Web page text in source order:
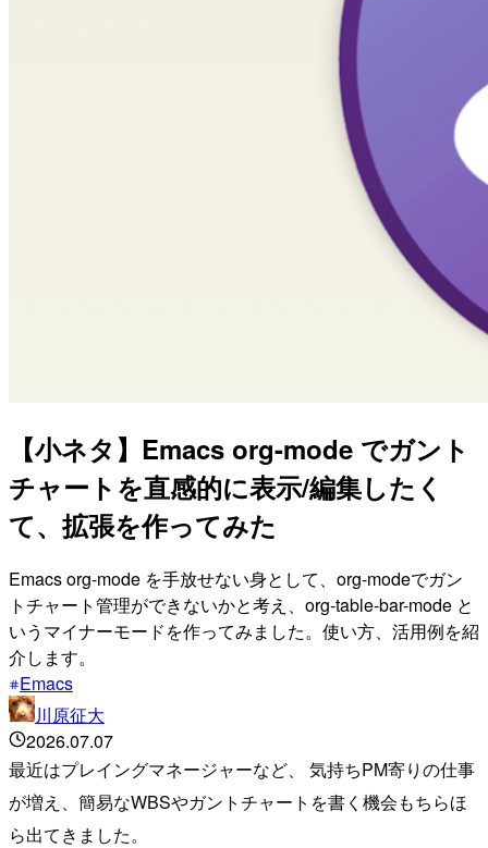
【小ネタ】Emacs org-mode でガント
チャートを直感的に表示/編集したく
て、拡張を作ってみた
Emacs org-mode を手放せない身として、org-modeでガン
トチャート管理ができないかと考え、org-table-bar-mode と
いうマイナーモードを作ってみました。使い方、活用例を紹
介します。
Emacs
川原征大
2026.07.07
最近はプレイングマネージャーなど、 気持ちPM寄りの仕事
が増え、簡易なWBSやガントチャートを書く機会もちらほ
ら出てきました。